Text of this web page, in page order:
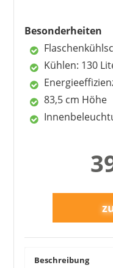
Energieeffizienz
Nachteile
Motor etwas
Besonderheiten
Kühlen: 130
83,5 cm Höhe
Beschreibung